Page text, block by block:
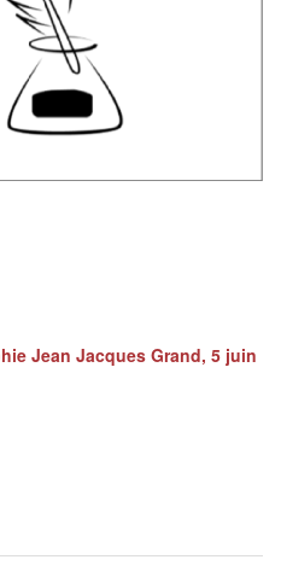
Jean Jacques Grand, 5 juin